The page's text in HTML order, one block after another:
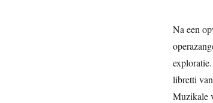
Na een
libretti
Muzikale